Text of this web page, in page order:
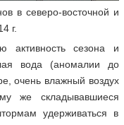
в северо-восточной и
г.
активность сезона и
вода (аномалии до
очень влажный воздух
же складывавшиеся
удерживаться в